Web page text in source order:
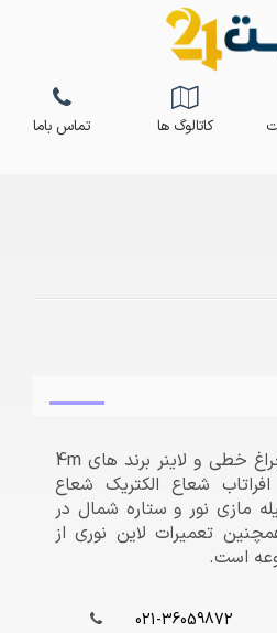
کاتالوگ ها تماس باما
لایت24 لاله زار ارائه چراغ خطی و لاینر برند های 4m
شعاع الکتریک شعاع
مازی نور و ستاره شمال در
تعمیرات لاین نوری از
است.
021-36059872